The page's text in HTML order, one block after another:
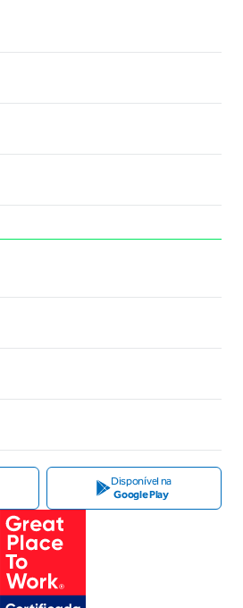
Disponível na
Google Play